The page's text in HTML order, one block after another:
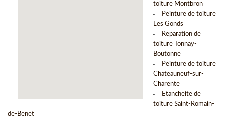
toiture Montbron
Peinture de toiture
Les Gonds
Reparation de
toiture Tonnay-
Boutonne
Peinture de toiture
Chateauneuf-sur-
Charente
Etancheite de
toiture Saint-Romain-
de-Benet